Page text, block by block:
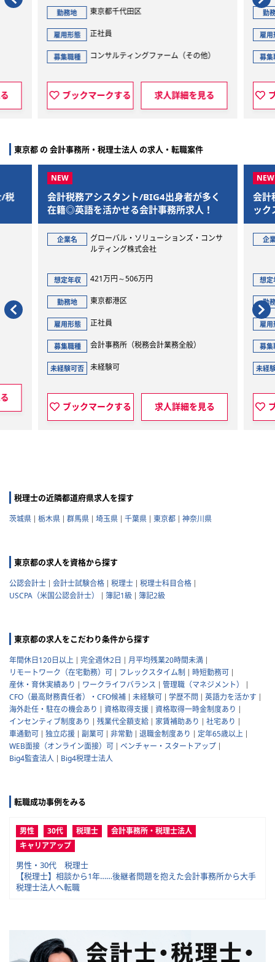
勤務地 東京都千代田区
雇用形態 正社員
募集職種 コンサルティングファーム（その他）
ブックマークする 求人詳細を見る
勤
雇用
募集
東京都 の 会計事務所・税理士法人 の求人・転職案件
/税
会計税務アシスタント/BIG4出身者が多く
在籍◎英語を活かせる会計事務所求人！
企業名
グローバル・ソリューションズ・コンサ
ルティング株式会社
想定年収 421万円～506万円
勤務地 東京都港区
雇用形態 正社員
募集職種 会計事務所（税務会計業務全般）
未経験可否 未経験可
ブックマークする 求人詳細を見る
会計
ッ
企
想定
勤
雇用
募集
未経
税理士の近隣都道府県求人を探す
茨城県 栃木県 群馬県 埼玉県 千葉県 東京都 神奈川県
東京都の求人を資格から探す
公認会計士 会計士試験合格 税理士
税理士科目合格
USCPA（米国公認会計士）
簿記1級 簿記2級
東京都の求人をこだわり条件から探す
年間休日120日以上 完全週休2日
月平均残業20時間未満
リモートワーク（在宅勤務）可
フレックスタイム制
時短勤務可
産休・育休実績あり
ワークライフバランス
管理職（マネジメント）
CFO（最高財務責任者）・CFO候補
未経験可 学歴不問
英語力を活かす
海外赴任・駐在の機会あり
資格取得支援
資格取得一時金制度あり
インセンティブ制度あり
残業代全額支給 家賃補助あり
社宅あり
車通勤可
独立応援 副業可 非常勤 退職金制度あり
定年65歳以上
WEB面接（オンライン面接）可
ベンチャー・スタートアップ
Big4監査法人
Big4税理士法人
転職成功事例をみる
男性 30代 税理士
会計事務所・税理士法人
キャリアアップ
男性・30代 税理士
【税理士】相談から1年……後継者問題を抱えた会計事務所から大手
税理士法人へ転職